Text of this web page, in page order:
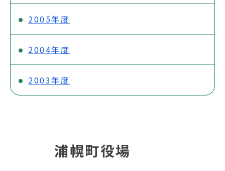
2005年度
2004年度
2003年度
浦幌町役場